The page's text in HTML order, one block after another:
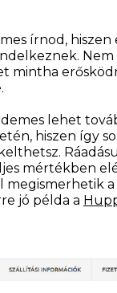
írnod,
mintha
lehet
hiszen így
mértékben
jó példa a